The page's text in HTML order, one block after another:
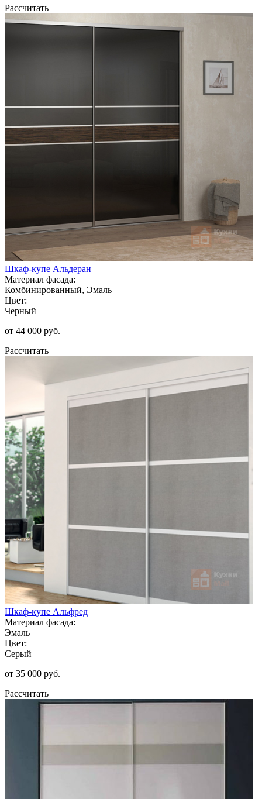
Рассчитать
Шкаф-купе Альдеран
Материал фасада:
Комбинированный, Эмаль
Цвет:
Черный
от 44 000 руб.
Рассчитать
Шкаф-купе Альфред
Материал фасада:
Эмаль
Цвет:
Серый
от 35 000 руб.
Рассчитать